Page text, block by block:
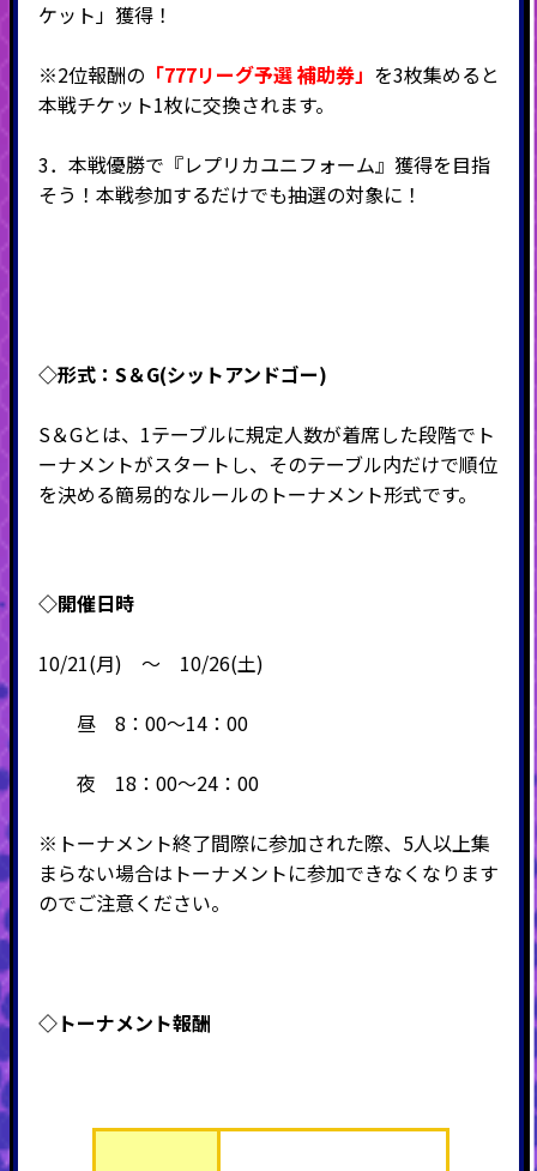
ケット」獲得！
※2位報酬の 「777リーグ予選 補助券」 を3枚集めると
本戦チケット1枚に交換されます。
3．本戦優勝で『レプリカユニフォーム』獲得を目指
そう！ 本戦参加するだけでも抽選の対象に！
◇形式：S＆G(シットアンドゴー)
S＆Gとは、1テーブルに規定人数が着席した段階でト
ーナメントがスタートし、そのテーブル内だけで順位
を決める簡易的なルールのトーナメント形式です。
◇開催日時
10/21(月) ～ 10/26(土)
昼 8：00～14：00
夜 18：00～24：00
※トーナメント終了間際に参加された際、5人以上集
まらない場合はトーナメントに参加できなくなります
のでご注意ください。
◇トーナメント報酬